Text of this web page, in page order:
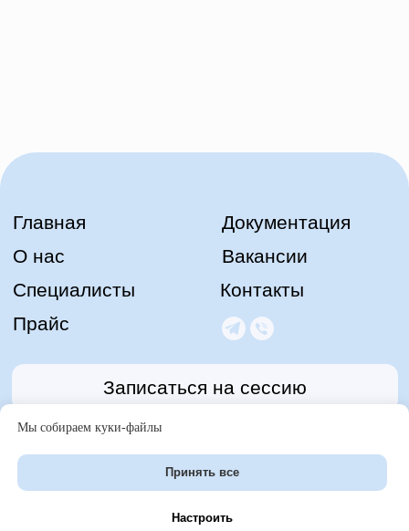
Мы собираем куки-файлы
Принять все
Настроить